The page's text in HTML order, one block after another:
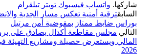
شاركها. واتساب فيسبوك تويتر تيلقرام
السابقترقية أمنية تعكس مسار الجدية
بوراس ضابط ممتاز بمفوضية أمن مرتيل
التالي مجلس مقاطعة أكدال يصادق على
المالي ويستعرض حصيلة ومشاريع التهيئة
2026